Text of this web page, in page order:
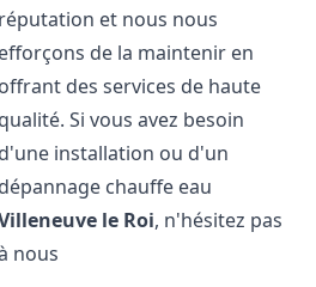
réputation et nous nous
efforçons de la maintenir en
offrant des services de haute
qualité. Si vous avez besoin
d'une installation ou d'un
dépannage chauffe eau
le Roi, n'hésitez pas
nous